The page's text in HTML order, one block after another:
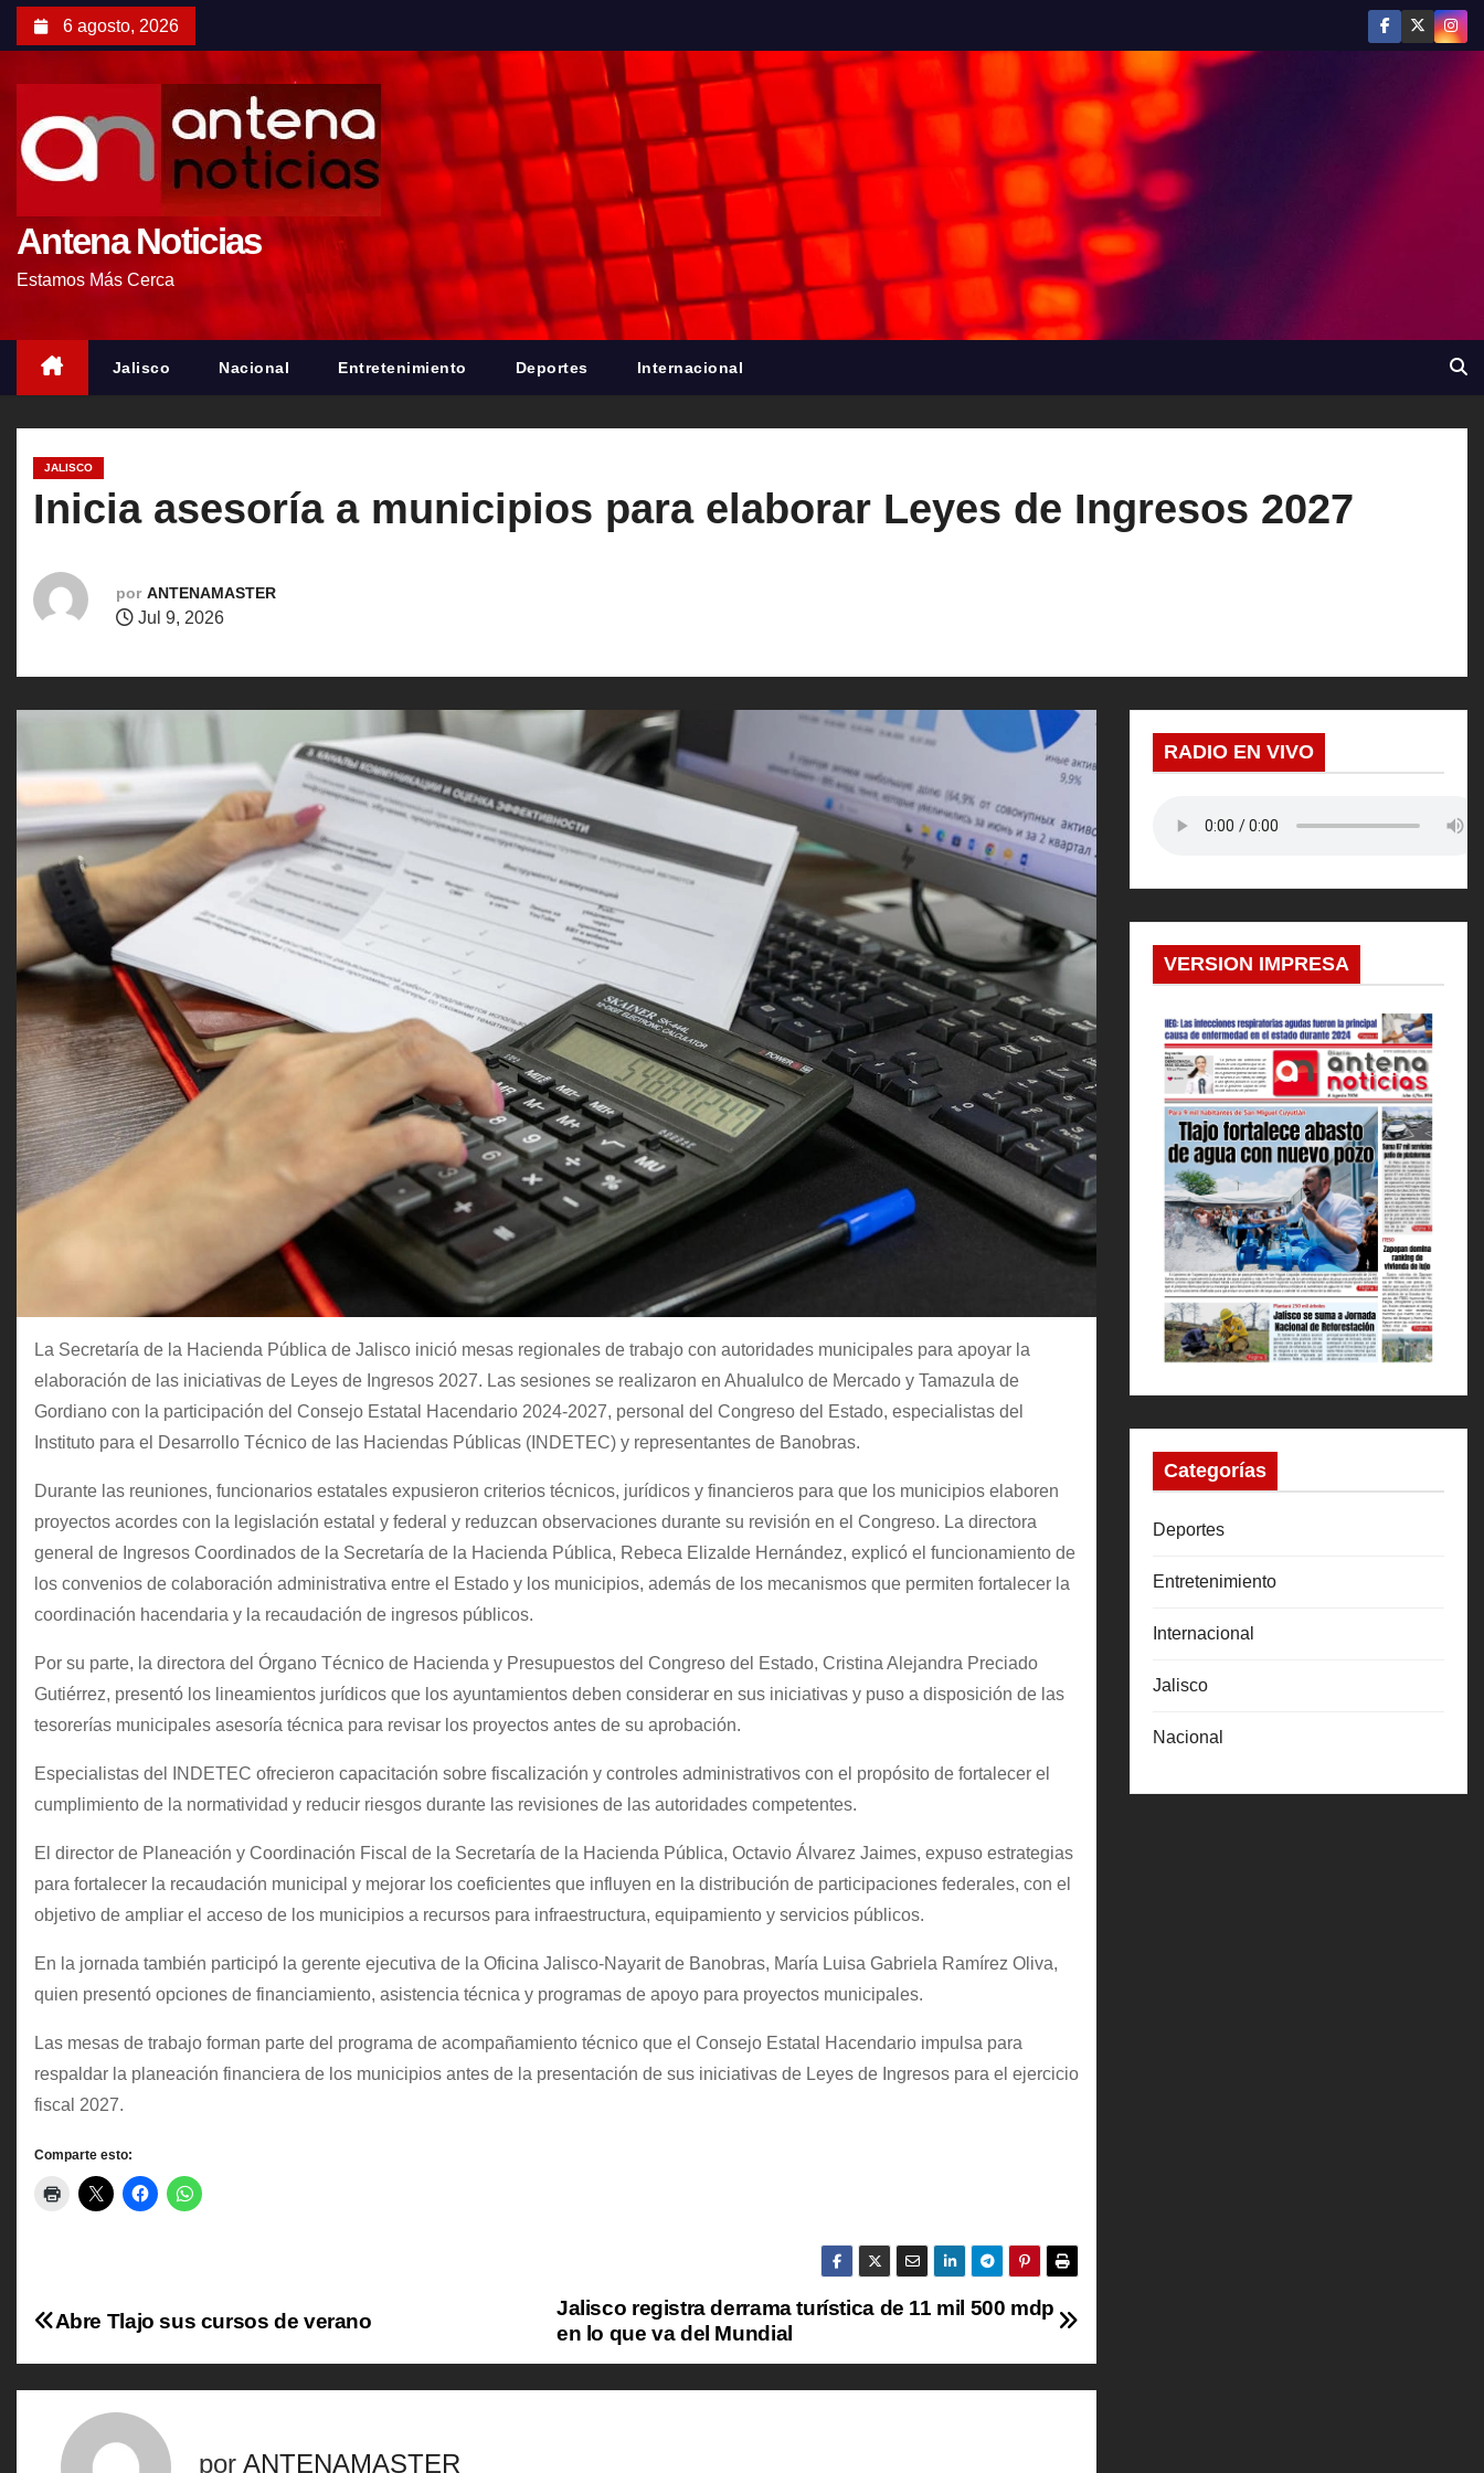
6 agosto, 2026
Antena Noticias
Estamos Más Cerca
Jalisco Nacional Entretenimiento Deportes Internacional
JALISCO
Inicia asesoría a municipios para elaborar Leyes de Ingresos 2027
por ANTENAMASTER
Jul 9, 2026
La Secretaría de la Hacienda Pública de Jalisco inició mesas regionales de trabajo con autoridades municipales para apoyar la
elaboración de las iniciativas de Leyes de Ingresos 2027. Las sesiones se realizaron en Ahualulco de Mercado y Tamazula de
Gordiano con la participación del Consejo Estatal Hacendario 2024-2027, personal del Congreso del Estado, especialistas del
Instituto para el Desarrollo Técnico de las Haciendas Públicas (INDETEC) y representantes de Banobras.
Durante las reuniones, funcionarios estatales expusieron criterios técnicos, jurídicos y financieros para que los municipios elaboren
proyectos acordes con la legislación estatal y federal y reduzcan observaciones durante su revisión en el Congreso. La directora
general de Ingresos Coordinados de la Secretaría de la Hacienda Pública, Rebeca Elizalde Hernández, explicó el funcionamiento de
los convenios de colaboración administrativa entre el Estado y los municipios, además de los mecanismos que permiten fortalecer la
coordinación hacendaria y la recaudación de ingresos públicos.
Por su parte, la directora del Órgano Técnico de Hacienda y Presupuestos del Congreso del Estado, Cristina Alejandra Preciado
Gutiérrez, presentó los lineamientos jurídicos que los ayuntamientos deben considerar en sus iniciativas y puso a disposición de las
tesorerías municipales asesoría técnica para revisar los proyectos antes de su aprobación.
Especialistas del INDETEC ofrecieron capacitación sobre fiscalización y controles administrativos con el propósito de fortalecer el
cumplimiento de la normatividad y reducir riesgos durante las revisiones de las autoridades competentes.
El director de Planeación y Coordinación Fiscal de la Secretaría de la Hacienda Pública, Octavio Álvarez Jaimes, expuso estrategias
para fortalecer la recaudación municipal y mejorar los coeficientes que influyen en la distribución de participaciones federales, con el
objetivo de ampliar el acceso de los municipios a recursos para infraestructura, equipamiento y servicios públicos.
En la jornada también participó la gerente ejecutiva de la Oficina Jalisco-Nayarit de Banobras, María Luisa Gabriela Ramírez Oliva,
quien presentó opciones de financiamiento, asistencia técnica y programas de apoyo para proyectos municipales.
Las mesas de trabajo forman parte del programa de acompañamiento técnico que el Consejo Estatal Hacendario impulsa para
respaldar la planeación financiera de los municipios antes de la presentación de sus iniciativas de Leyes de Ingresos para el ejercicio
fiscal 2027.
Comparte esto:
N
a
Jalisco registra derrama turística de 11 mil 500 mdp
en lo que va del Mundial
Abre Tlajo sus cursos de verano
por ANTENAMASTER
RADIO EN VIVO
VERSION IMPRESA
Categorías
Deportes
Entretenimiento
Internacional
Jalisco
Nacional